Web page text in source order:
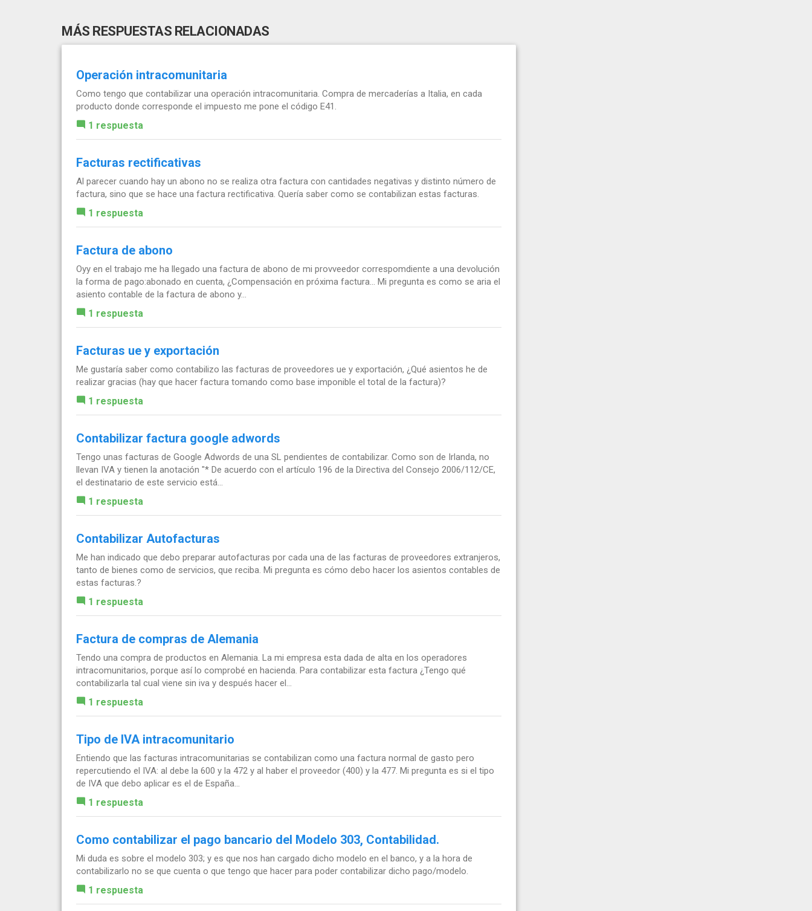
MÁS RESPUESTAS RELACIONADAS
Operación intracomunitaria
Como tengo que contabilizar una operación intracomunitaria. Compra de mercaderías a Italia, en cada
producto donde corresponde el impuesto me pone el código E41.
1 respuesta
Facturas rectificativas
Al parecer cuando hay un abono no se realiza otra factura con cantidades negativas y distinto número de
factura, sino que se hace una factura rectificativa. Quería saber como se contabilizan estas facturas.
1 respuesta
Factura de abono
Oyy en el trabajo me ha llegado una factura de abono de mi provveedor correspomdiente a una devolución
la forma de pago:abonado en cuenta, ¿Compensación en próxima factura... Mi pregunta es como se aria el
asiento contable de la factura de abono y...
1 respuesta
Facturas ue y exportación
Me gustaría saber como contabilizo las facturas de proveedores ue y exportación, ¿Qué asientos he de
realizar gracias (hay que hacer factura tomando como base imponible el total de la factura)?
1 respuesta
Contabilizar factura google adwords
Tengo unas facturas de Google Adwords de una SL pendientes de contabilizar. Como son de Irlanda, no
llevan IVA y tienen la anotación "* De acuerdo con el artículo 196 de la Directiva del Consejo 2006/112/CE,
el destinatario de este servicio está...
1 respuesta
Contabilizar Autofacturas
Me han indicado que debo preparar autofacturas por cada una de las facturas de proveedores extranjeros,
tanto de bienes como de servicios, que reciba. Mi pregunta es cómo debo hacer los asientos contables de
estas facturas.?
1 respuesta
Factura de compras de Alemania
Tendo una compra de productos en Alemania. La mi empresa esta dada de alta en los operadores
intracomunitarios, porque así lo comprobé en hacienda. Para contabilizar esta factura ¿Tengo qué
contabilizarla tal cual viene sin iva y después hacer el...
1 respuesta
Tipo de IVA intracomunitario
Entiendo que las facturas intracomunitarias se contabilizan como una factura normal de gasto pero
repercutiendo el IVA: al debe la 600 y la 472 y al haber el proveedor (400) y la 477. Mi pregunta es si el tipo
de IVA que debo aplicar es el de España...
1 respuesta
Como contabilizar el pago bancario del Modelo 303, Contabilidad.
Mi duda es sobre el modelo 303; y es que nos han cargado dicho modelo en el banco, y a la hora de
contabilizarlo no se que cuenta o que tengo que hacer para poder contabilizar dicho pago/modelo.
1 respuesta